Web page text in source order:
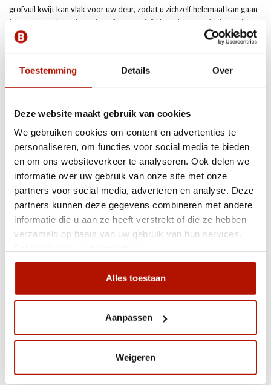
Toestemming Details Over
Deze website maakt gebruik van cookies
We gebruiken cookies om content en advertenties te
personaliseren, om functies voor social media te bieden
en om ons websiteverkeer te analyseren. Ook delen we
informatie over uw gebruik van onze site met onze
partners voor social media, adverteren en analyse. Deze
partners kunnen deze gegevens combineren met andere
informatie die u aan ze heeft verstrekt of die ze hebben
verzameld op basis van uw gebruik van hun services.
Alles toestaan
Aanpassen
Weigeren
grofvuil kwijt kan vlak voor uw deur, zodat u zichzelf helemaal kan gaan
focussen op de verbouwing of renovatie? Huur dan een afvalcontainer
bij Bouwbak.
Met een afvalcontainer van Bouwbak voor uw deur, deponeert u
simpelweg al uw afval in uw eigen afvalcontainer. Als u klaar bent met de
verbouwing of renovatie halen wij de afvalcontainer weer op. Uw afval
IJsselstein woont of de omgeving, bij Bouwbak staan wij voor u klaar! U
kunt bijvoorbeeld ook een container huren inNieuwegein.
Gemak en lage kosten
Bij Bouwbak hebben wij al meer dan twintig jaar ervaring als het gaat
om het verhuren van afvalcontainers. Voor alle klussers zijn wij dé
betrouwbare en professionele afvalverwerker. Huur ook een
afvalcontainer simpel en betaalbaar.
maakt u eenvoudig online een afspraak voor. Selecteer hiervoor de
afvalcontainer naar keuze, vul daarna het afleveradres voor de
moeten afleveren. Zo eenvoudig is het!
hanteren wij namelijk zeer lage all-in tarieven. Voor een vast bedrag
huurt u vier weken een afvalcontainer. Er komen geen andere kosten bij